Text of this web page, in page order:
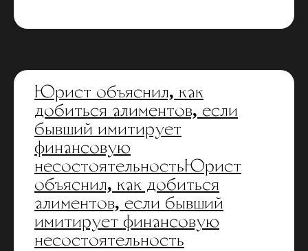
Юрист объяснил, как
добиться алиментов, если
бывший имитирует
финансовую
несостоятельностьЮрист
объяснил, как добиться
алиментов, если бывший
имитирует финансовую
несостоятельность